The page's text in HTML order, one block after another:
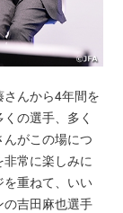
んから4年間を
の選手、多く
がこの場につ
常に楽しみに
を重ねて、いい
吉田麻也選手